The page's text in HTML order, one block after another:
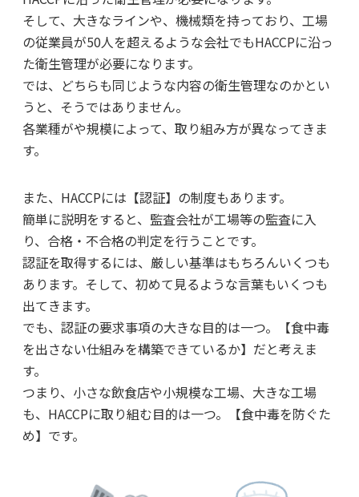
そして、大きなラインや、機械類を持っており、工場
の従業員が50人を超えるような会社でもHACCPに沿っ
た衛生管理が必要になります。
では、どちらも同じような内容の衛生管理なのかとい
うと、そうではありません。
各業種がや規模によって、取り組み方が異なってきま
す。
また、HACCPには【認証】の制度もあります。
簡単に説明をすると、監査会社が工場等の監査に入
り、合格・不合格の判定を行うことです。
認証を取得するには、厳しい基準はもちろんいくつも
あります。そして、初めて見るような言葉もいくつも
出てきます。
でも、認証の要求事項の大きな目的は一つ。【食中毒
を出さない仕組みを構築できているか】だと考えま
す。
つまり、小さな飲食店や小規模な工場、大きな工場
も、HACCPに取り組む目的は一つ。【食中毒を防ぐた
め】です。